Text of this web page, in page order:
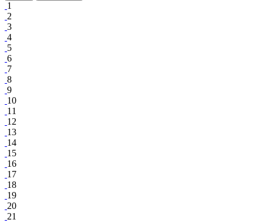
1
2
3
4
5
6
7
8
9
10
11
12
13
14
15
16
17
18
19
20
21